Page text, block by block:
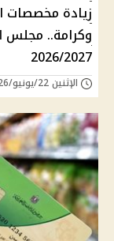
زيادة مخصصات
وكرامة.. مجلس
2026/2027
الإثنين 22/يونيو/2026 - 04:47 م